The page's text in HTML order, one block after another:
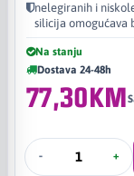
nelegiranih i
silicija omogućava
Na stanju
Dostava 24-48h
77,30KM
- +